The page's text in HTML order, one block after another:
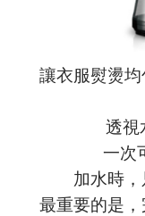
讓衣服熨燙
透視
一次
加水時
最重要的是